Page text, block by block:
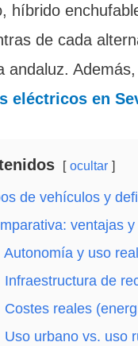
híbrido
de cada
andaluz.
eléctricos en
ocultar
de vehículos y
ventajas
Autonomía y uso real
Infraestructura de
Costes reales
Uso urbano vs. uso